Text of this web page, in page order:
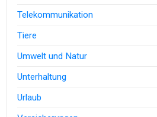
Telekommunikation
Tiere
Umwelt und Natur
Unterhaltung
Urlaub